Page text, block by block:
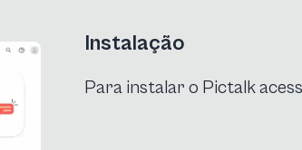
Instalação
Para instalar o Pictalk